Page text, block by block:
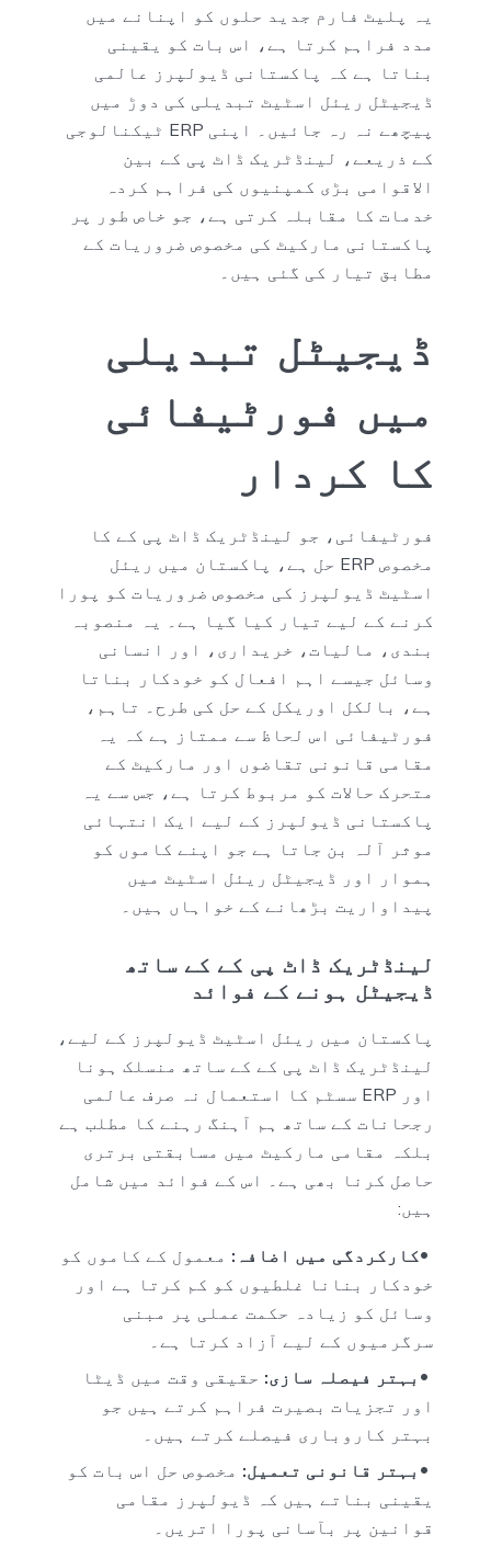
یہ پلیٹ فارم جدید حلوں کو اپنانے میں
مدد فراہم کرتا ہے، اس بات کو یقینی
بناتا ہے کہ پاکستانی ڈیولپرز عالمی
ڈیجیٹل ریئل اسٹیٹ تبدیلی کی دوڑ میں
پیچھے نہ رہ جائیں۔ اپنی ERP ٹیکنالوجی
کے ذریعے، لینڈٹریک ڈاٹ پی کے بین
الاقوامی بڑی کمپنیوں کی فراہم کردہ
خدمات کا مقابلہ کرتی ہے، جو خاص طور پر
پاکستانی مارکیٹ کی مخصوص ضروریات کے
مطابق تیار کی گئی ہیں۔
ڈیجیٹل تبدیلی
میں فورٹیفائی
کا کردار
فورٹیفائی، جو لینڈٹریک ڈاٹ پی کے کا
مخصوص ERP حل ہے، پاکستان میں ریئل
اسٹیٹ ڈیولپرز کی مخصوص ضروریات کو پورا
کرنے کے لیے تیار کیا گیا ہے۔ یہ منصوبہ
بندی، مالیات، خریداری، اور انسانی
وسائل جیسے اہم افعال کو خودکار بناتا
ہے، بالکل اوریکل کے حل کی طرح۔ تاہم،
فورٹیفائی اس لحاظ سے ممتاز ہے کہ یہ
مقامی قانونی تقاضوں اور مارکیٹ کے
متحرک حالات کو مربوط کرتا ہے، جس سے یہ
پاکستانی ڈیولپرز کے لیے ایک انتہائی
موثر آلہ بن جاتا ہے جو اپنے کاموں کو
ہموار اور ڈیجیٹل ریئل اسٹیٹ میں
پیداواریت بڑھانے کے خواہاں ہیں۔
لینڈٹریک ڈاٹ پی کے کے ساتھ
ڈیجیٹل ہونے کے فوائد
پاکستان میں ریئل اسٹیٹ ڈیولپرز کے لیے،
لینڈٹریک ڈاٹ پی کے کے ساتھ منسلک ہونا
اور ERP سسٹم کا استعمال نہ صرف عالمی
رجحانات کے ساتھ ہم آہنگ رہنے کا مطلب ہے
بلکہ مقامی مارکیٹ میں مسابقتی برتری
حاصل کرنا بھی ہے۔ اس کے فوائد میں شامل
ہیں:
کارکردگی میں اضافہ: معمول کے کاموں کو
خودکار بنانا غلطیوں کو کم کرتا ہے اور
وسائل کو زیادہ حکمت عملی پر مبنی
سرگرمیوں کے لیے آزاد کرتا ہے۔
بہتر فیصلہ سازی: حقیقی وقت میں ڈیٹا
اور تجزیات بصیرت فراہم کرتے ہیں جو
بہتر کاروباری فیصلے کرتے ہیں۔
بہتر قانونی تعمیل: مخصوص حل اس بات کو
یقینی بناتے ہیں کہ ڈیولپرز مقامی
قوانین پر بآسانی پورا اتریں۔